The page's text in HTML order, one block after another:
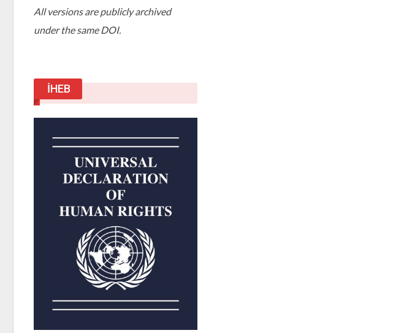
All versions are publicly archived
under the same DOI.
İHEB